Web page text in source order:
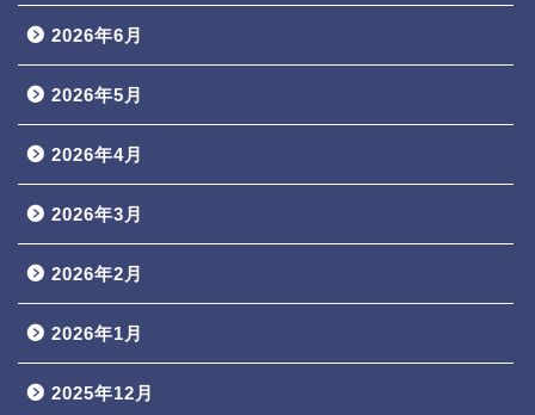
2026年6月
2026年5月
2026年4月
2026年3月
2026年2月
2026年1月
2025年12月